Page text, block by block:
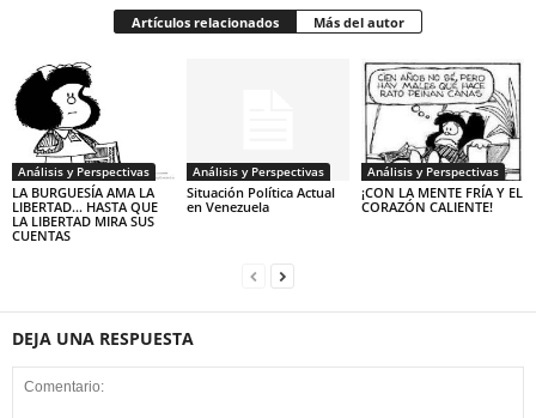
Artículos relacionados Más del autor
Análisis y Perspectivas
LA BURGUESÍA AMA LA
LIBERTAD… HASTA QUE
LA LIBERTAD MIRA SUS
CUENTAS
Análisis y Perspectivas
Situación Política Actual
en Venezuela
Análisis y Perspectivas
¡CON LA MENTE FRÍA Y EL
CORAZÓN CALIENTE!
DEJA UNA RESPUESTA